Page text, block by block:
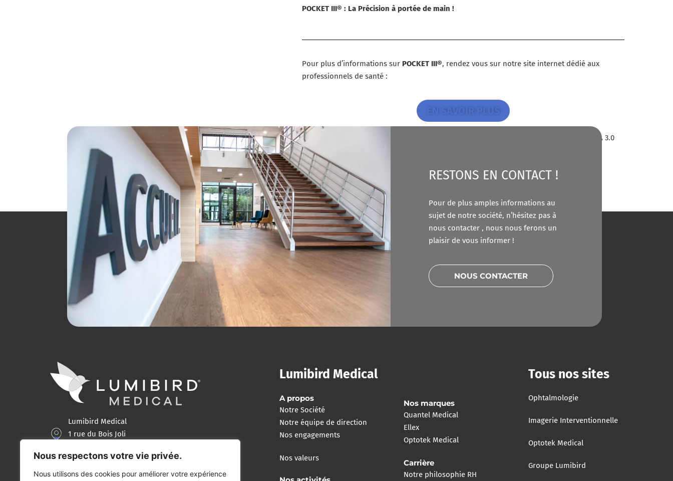
Nous respectons votre vie privée.
Nous utilisons des cookies pour améliorer votre expérience
POCKET III® : La Précision à portée de main !
Pour plus d’informations sur POCKET III®, rendez vous sur notre site internet dédié aux
professionnels de santé :
EN SAVOIR PLUS
* : World report on vision. Geneva: World Health Organization; 2019. Licence: CC BY-NC-SA 3.0
IGO.
RESTONS EN CONTACT !
Pour de plus amples informations au
sujet de notre société, n’hésitez pas à
nous contacter , nous nous ferons un
plaisir de vous informer !
NOUS CONTACTER
Lumibird Medical
1 rue du Bois Joli
+33(0)4 73 745 745
Lumibird Medical
A propos
Notre Société
Notre équipe de direction
Nos engagements
Nos valeurs
Nos marques
Quantel Medical
Ellex
Optotek Medical
Carrière
Notre philosophie RH
Tous nos sites
Ophtalmologie
Imagerie Interventionnelle
Optotek Medical
Groupe Lumibird